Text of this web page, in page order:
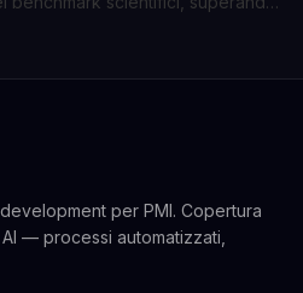
per PMI. Copertura
— processi automatizzati,